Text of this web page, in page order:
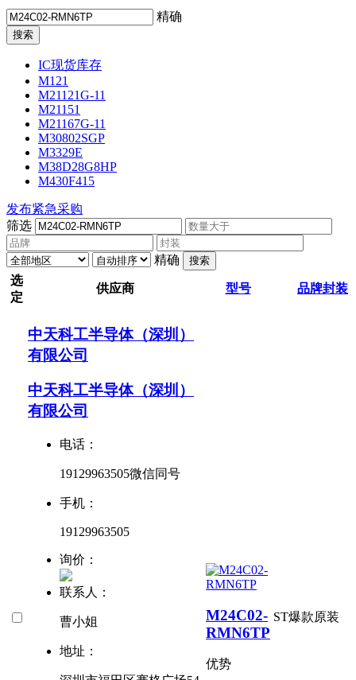
精确
IC现货库存
M121
M21121G-11
M21151
M21167G-11
M30802SGP
M3329E
M38D28G8HP
M430F415
发布紧急采购
筛选
精确 搜索
选
定
供应商 型号 品牌封装
中天科工半导体（深圳）
有限公司
中天科工半导体（深圳）
有限公司
电话：
19129963505微信同号
手机：
19129963505
询价：
联系人：
曹小姐
地址：
M24C02-
RMN6TP
优势
ST爆款原装